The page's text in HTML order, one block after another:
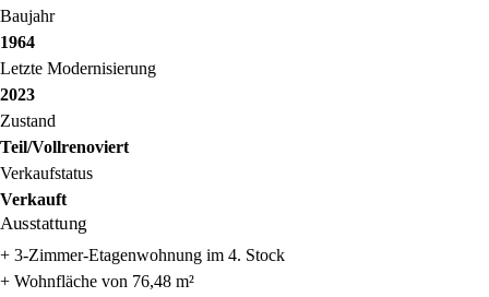
Baujahr
1964
Letzte Modernisierung
2023
Zustand
Teil/Vollrenoviert
Verkaufstatus
Verkauft
Ausstattung
+ 3-Zimmer-Etagenwohnung im 4. Stock
+ Wohnfläche von 76,48 m²